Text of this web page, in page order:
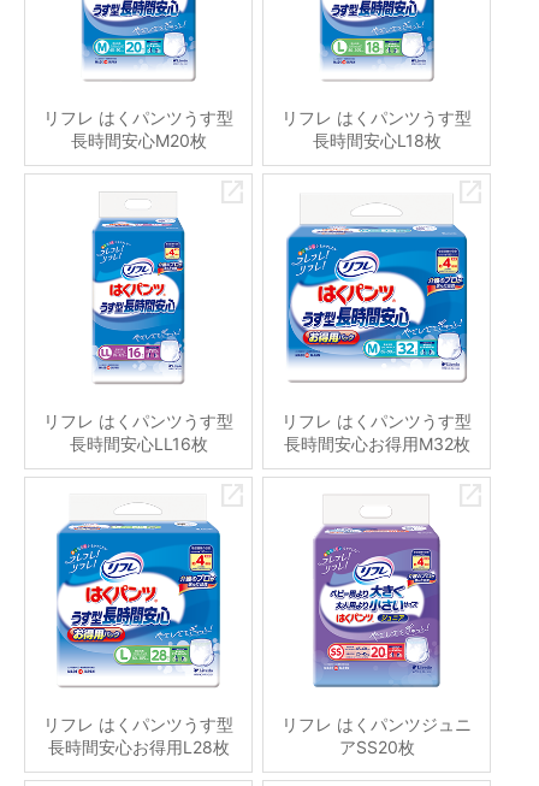
リフレ はくパンツうす型
長時間安心M20枚
リフレ はくパンツうす型
長時間安心L18枚
リフレ はくパンツうす型
長時間安心LL16枚
リフレ はくパンツうす型
長時間安心お得用M32枚
リフレ はくパンツうす型
長時間安心お得用L28枚
リフレ はくパンツジュニ
アSS20枚